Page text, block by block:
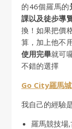
的46個羅馬的
課以及徒步導
換！如果把價
算，加上他不
使用完畢就可
不錯的選擇
Go City羅馬
我自己的經驗
羅馬競技場